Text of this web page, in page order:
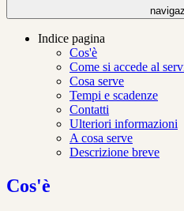
Indice pagina
Cos'è
Come si accede al
Cosa serve
Tempi e scadenze
Contatti
Ulteriori informazioni
A cosa serve
Descrizione breve
Cos'è